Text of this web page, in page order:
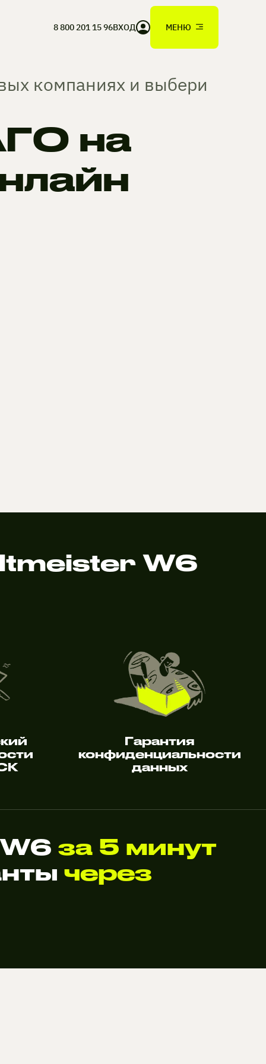
8 800 201 15 96ВХОД МЕНЮ
компаниях и выбери
на
W6
Гарантия
конфиденциальности
данных
за 5 минут
через